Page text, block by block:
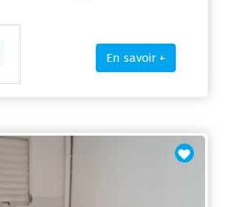
En savoir +